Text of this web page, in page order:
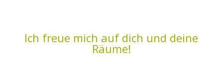
Ich freue mich auf dich und deine
Räume!